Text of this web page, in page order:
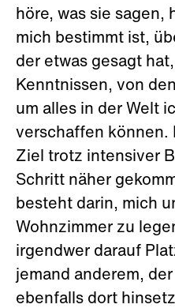
höre, was sie sagen,
mich bestimmt ist,
der etwas gesagt
Kenntnissen, von
um alles in der Welt
verschaffen können.
Ziel trotz intensiver
Schritt näher
besteht darin, mich
Wohnzimmer zu
irgendwer darauf
jemand anderem,
ebenfalls dort